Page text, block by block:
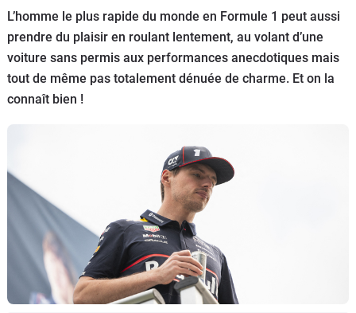
Auto
Services
Forum
Marques
L’homme le plus rapide du monde en Formule 1 peut aussi
prendre du plaisir en roulant lentement, au volant d’une
voiture sans permis aux performances anecdotiques mais
tout de même pas totalement dénuée de charme. Et on la
connaît bien !